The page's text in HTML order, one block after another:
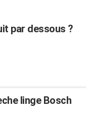
par dessous ?
linge Bosch